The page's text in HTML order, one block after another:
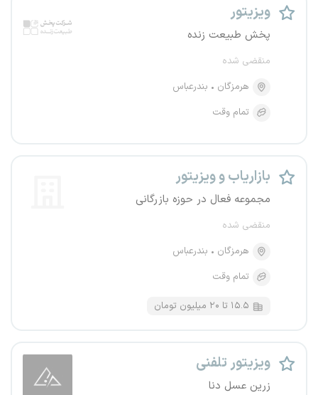
ویزیتور
پخش طبیعت زنده
منقضی شده
هرمزگان
بندرعباس
تمام وقت
بازاریاب و ویزیتور
مجموعه فعال در حوزه بازرگانی
منقضی شده
هرمزگان
بندرعباس
تمام وقت
۱۵.۵ تا ۲۰ میلیون تومان
ویزیتور تلفنی
زرین عسل دنا